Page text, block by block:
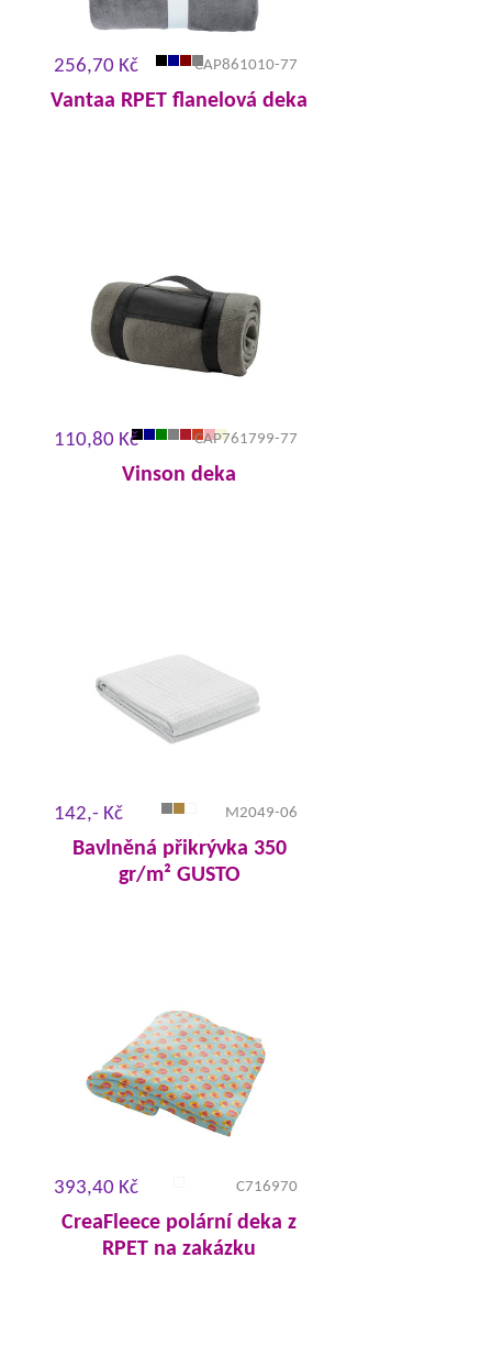
256,70 Kč CAP861010-77
Vantaa RPET flanelová deka
110,80 Kč CAP761799-77
Vinson deka
142,- Kč M2049-06
Bavlněná přikrývka 350
gr/m² GUSTO
393,40 Kč C716970
CreaFleece polární deka z
RPET na zakázku